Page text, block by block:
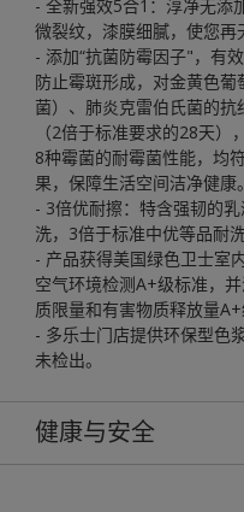
- 全新强效5合1：淳净无添
微裂纹，漆膜细膩，使您再
- 添加“抗菌防霉因子"，有
防止霉斑形成，对金黄色
菌）、肺炎克雷伯氏菌的
（2倍于标准要求的28天
8种霉菌的耐霉菌性能，均
果，保障生活空间洁净健康。
- 3倍优耐擦：特含强韧的
洗，3倍于标准中优等品耐
- 产品获得美国绿色卫士室
空气环境检测A+级标准，
质限量和有害物质释放量
- 多乐士门店提供环保型色
未检出。
健康与安全